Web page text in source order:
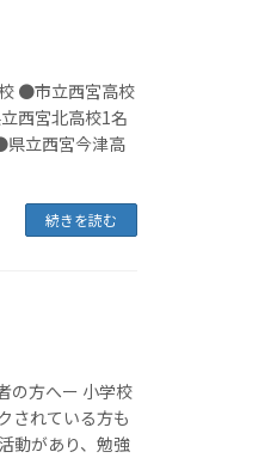
●市立西宮高校
西宮北高校1名
県立西宮今津高
続きを読む
の方へー 小学校
されている方も
動があり、勉強